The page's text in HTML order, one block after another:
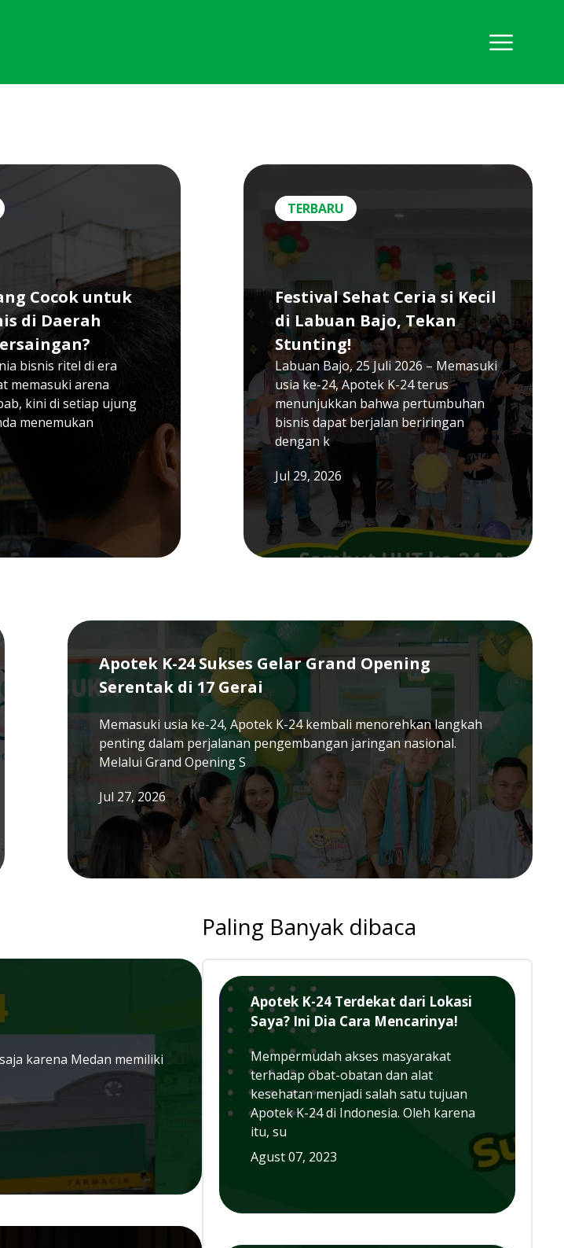
Cocok untuk
di Daerah
bisnis ritel di era
memasuki arena
kini di setiap ujung
menemukan
Festival Sehat Ceria si Kecil
di Labuan Bajo, Tekan
Stunting!
Labuan Bajo, 25 Juli 2026 – Memasuki
usia ke-24, Apotek K-24 terus
menunjukkan bahwa pertumbuhan
bisnis dapat berjalan beriringan
dengan k
Jul 29, 2026
TERBARU
Apotek K-24 Sukses Gelar Grand Opening
Serentak di 17 Gerai
Memasuki usia ke-24, Apotek K-24 kembali menorehkan langkah
penting dalam perjalanan pengembangan jaringan nasional.
Melalui Grand Opening S
Jul 27, 2026
karena Medan memiliki
Paling Banyak dibaca
Apotek K-24 Terdekat dari Lokasi
Saya? Ini Dia Cara Mencarinya!
Mempermudah akses masyarakat
terhadap obat-obatan dan alat
kesehatan menjadi salah satu tujuan
Apotek K-24 di Indonesia. Oleh karena
itu, su
Agust 07, 2023